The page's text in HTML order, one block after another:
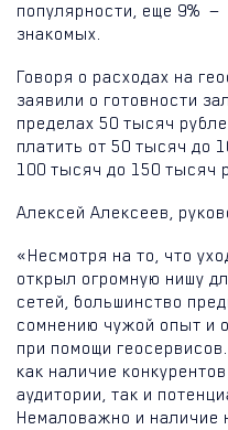
популярности, еще 9% —
знакомых.
Говоря о расходах на
заявили о готовности
пределах 50 тысяч
платить от 50 тысяч до
100 тысяч до 150 тысяч
Алексей Алексеев,
«Несмотря на то, что
открыл огромную нишу
сетей, большинство
сомнению чужой опыт и
при помощи
как наличие
аудитории, так и
Немаловажно и наличие